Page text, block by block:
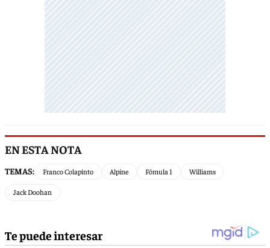
EN ESTA NOTA
TEMAS: Franco Colapinto Alpine Fómula 1 Williams
Jack Doohan